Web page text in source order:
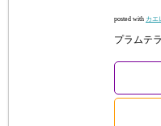
posted with カエ
プラムテ